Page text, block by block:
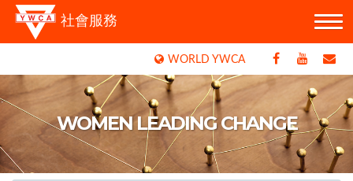
社會服務
WORLD YWCA
WOMEN LEADING CHANGE